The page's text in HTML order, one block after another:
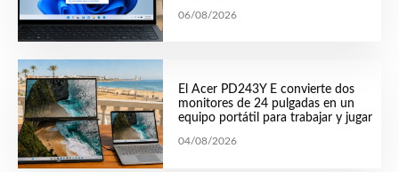
06/08/2026
El Acer PD243Y E convierte dos
monitores de 24 pulgadas en un
equipo portátil para trabajar y jugar
04/08/2026